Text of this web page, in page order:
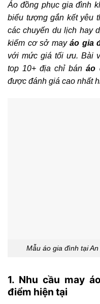
Áo đồng phục gia đình
biểu tượng gắn kết yêu
các chuyến du lịch hay
kiếm cơ sở mayáo gia
với mức giá tối ưu. Bài
top 10+ địa chỉ bán áo
được đánh giá cao nhất
Mẫu áo gia đình tại
1. Nhu cầu may
điểm hiện tại